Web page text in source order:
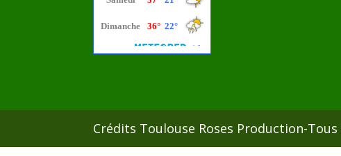
Crédits Toulouse Roses Production-